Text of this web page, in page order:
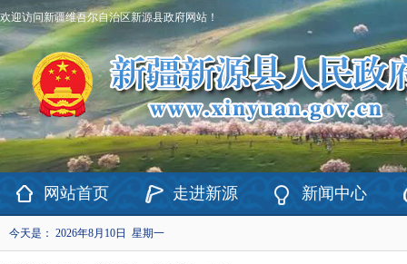
欢迎访问新疆维吾尔自治区新源县政府网站！
网站首页 走进新源 新闻中心
今天是： 2026年8月10日 星期一